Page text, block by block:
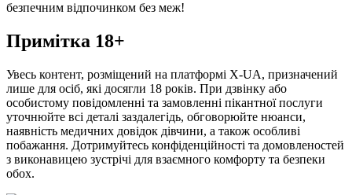
безпечним відпочинком без меж!
Примітка 18+
Увесь контент, розміщений на платформі X-UA, призначений
лише для осіб, які досягли 18 років. При дзвінку або
особистому повідомленні та замовленні пікантної послуги
уточнюйте всі деталі заздалегідь, обговорюйте нюанси,
наявність медичних довідок дівчини, а також особливі
побажання. Дотримуйтесь конфіденційності та домовленостей
з виконавицею зустрічі для взаємного комфорту та безпеки
обох.